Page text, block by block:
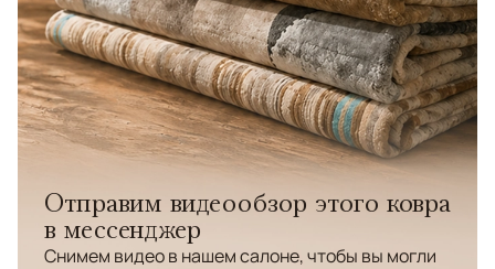
Отправим видеообзор этого ковра
в мессенджер
Снимем видео в нашем салоне, чтобы вы могли